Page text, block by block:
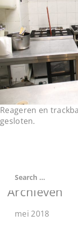
Reageren en
gesloten.
Archieven
mei 2018